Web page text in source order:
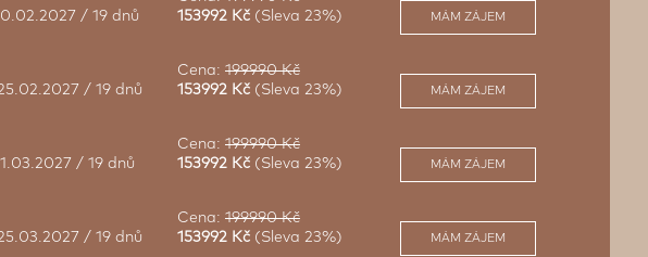
/ 19 dnů
153992 Kč (Sleva 23%) MÁM ZÁJEM
/ 19 dnů
Cena: 199990 Kč
153992 Kč (Sleva 23%) MÁM ZÁJEM
/ 19 dnů
Cena: 199990 Kč
153992 Kč (Sleva 23%) MÁM ZÁJEM
/ 19 dnů
Cena: 199990 Kč
153992 Kč (Sleva 23%) MÁM ZÁJEM